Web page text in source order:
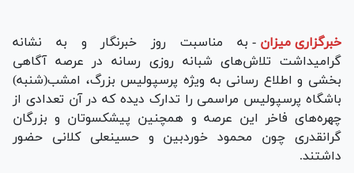
خبرگزاری میزان - به مناسبت روز خبرنگار و به نشانه
گرامیداشت تلاش‌های شبانه روزی رسانه در عرصه آگاهی
بخشی و اطلاع رسانی به ویژه پرسپولیس بزرگ، امشب(شنبه)
باشگاه پرسپولیس مراسمی را تدارک دیده که در آن تعدادی از
چهره‌های فاخر این عرصه و همچنین پیشکسوتان و بزرگان
گرانقدری چون محمود خوردبین و حسینعلی کلانی حضور
داشتند.